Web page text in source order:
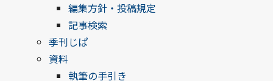
編集方針・投稿規定
記事検索
季刊じぱ
資料
執筆の手引き